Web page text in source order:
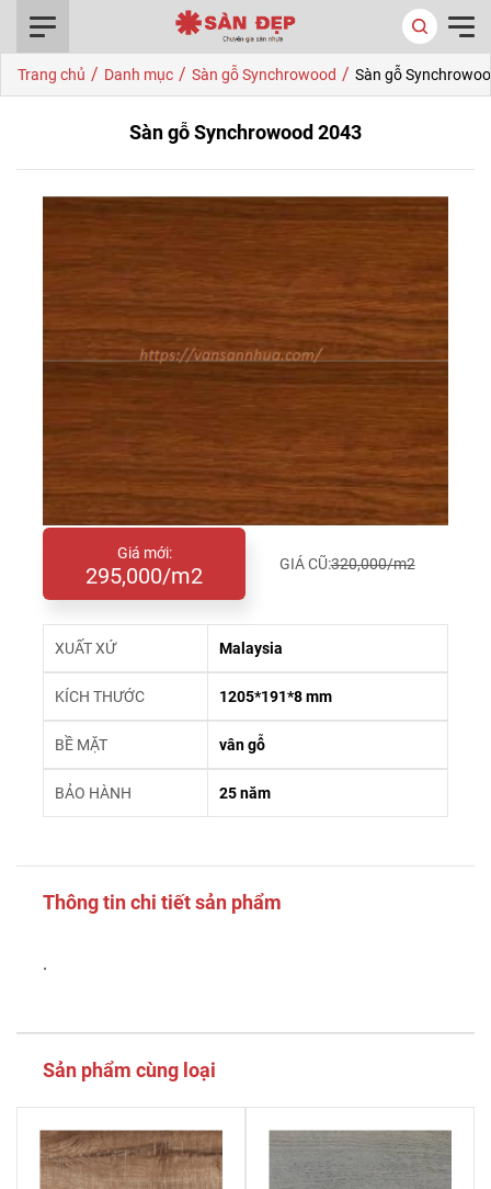
Trang chủ / Danh mục / Sàn gỗ Synchrowood / Sàn gỗ
Sàn gỗ Synchrowood 2043
Giá mới:
295,000/m2 GIÁ CŨ:320,000/m2
XUẤT XỨ Malaysia
KÍCH THƯỚC 1205*191*8 mm
BỀ MẶT vân gỗ
BẢO HÀNH 25 năm
Thông tin chi tiết sản phẩm
.
Sản phẩm cùng loại